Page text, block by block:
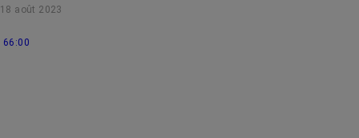
adaptés.
18 août 2023
66:00